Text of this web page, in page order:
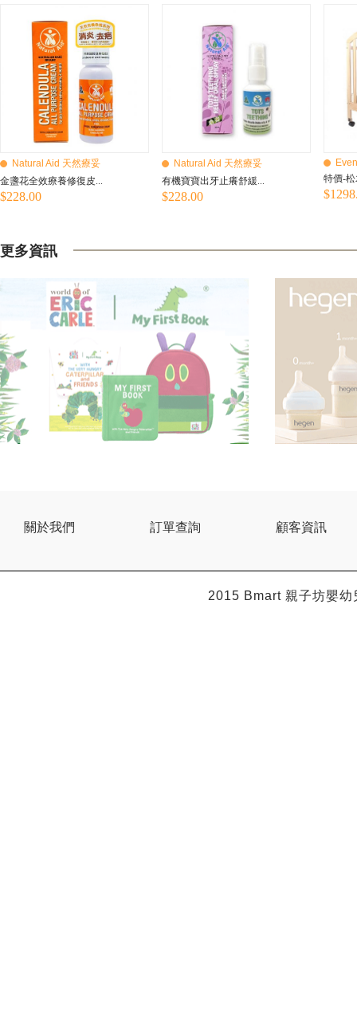
Natural Aid 天然療妥
金盞花全效療養修復皮...
$228.00
Natural Aid 天然療妥
有機寶寶出牙止癢舒緩...
$228.00
特價-
更多資訊
關於我們 訂單查詢 顧客資訊
2015 Bmart親子坊嬰幼